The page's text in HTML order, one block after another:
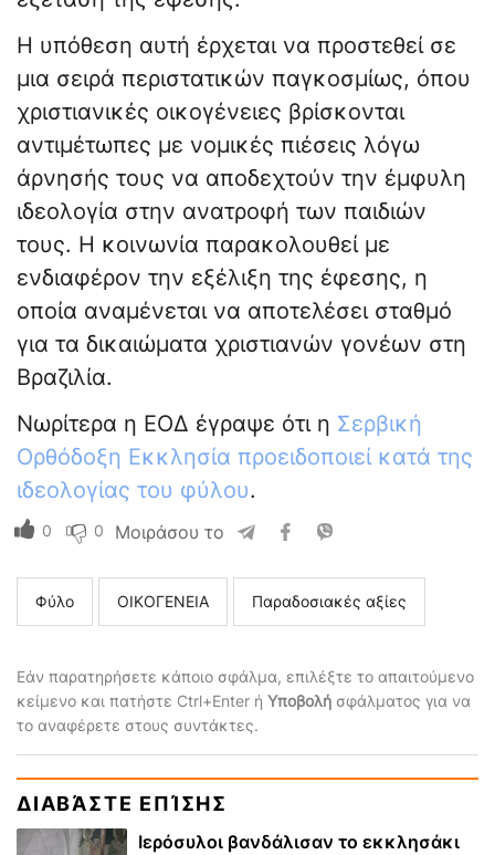
Η υπόθεση αυτή έρχεται να προστεθεί σε
μια σειρά περιστατικών παγκοσμίως, όπου
χριστιανικές οικογένειες βρίσκονται
αντιμέτωπες με νομικές πιέσεις λόγω
άρνησής τους να αποδεχτούν την έμφυλη
ιδεολογία στην ανατροφή των παιδιών
τους. Η κοινωνία παρακολουθεί με
ενδιαφέρον την εξέλιξη της έφεσης, η
οποία αναμένεται να αποτελέσει σταθμό
για τα δικαιώματα χριστιανών γονέων στη
Βραζιλία.
Νωρίτερα η ΕΟΔ έγραψε ότι η Σερβική
Ορθόδοξη Εκκλησία προειδοποιεί κατά της
ιδεολογίας του φύλου.
0 0 Μοιράσου το
Φύλο ΟΙΚΟΓΕΝΕΙΑ Παραδοσιακές αξίες
Εάν παρατηρήσετε κάποιο σφάλμα, επιλέξτε το απαιτούμενο
κείμενο και πατήστε Ctrl+Enter ή Υποβολή σφάλματος για να
το αναφέρετε στους συντάκτες.
ΔΙΑΒΆΣΤΕ ΕΠΊΣΗΣ
Ιερόσυλοι βανδάλισαν το εκκλησάκι